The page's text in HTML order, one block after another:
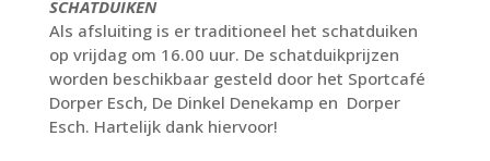
SCHATDUIKEN
Als afsluiting is er traditioneel het schatduiken
op vrijdag om 16.00 uur. De schatduikprijzen
worden beschikbaar gesteld door het Sportcafé
Dorper Esch, De Dinkel Denekamp en Dorper
Esch. Hartelijk dank hiervoor!